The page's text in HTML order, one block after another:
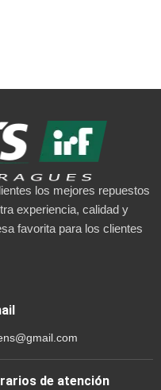
los mejores repuestos
experiencia, calidad y
favorita para los clientes
de atención